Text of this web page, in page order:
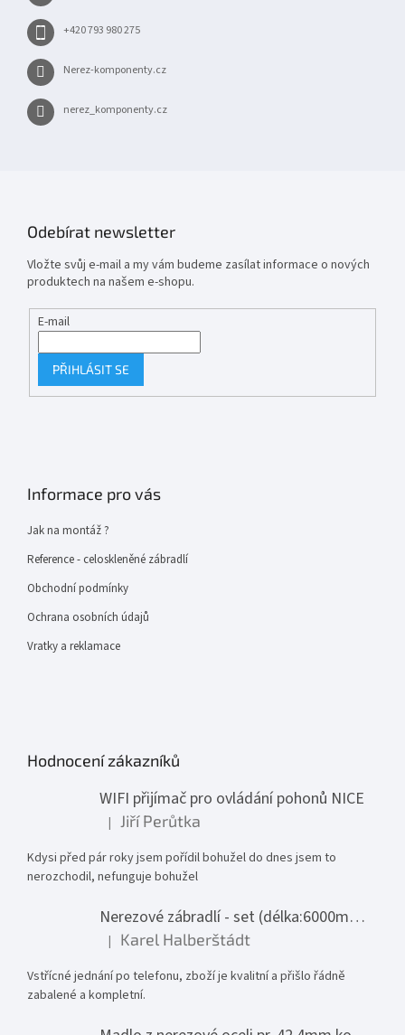
+420 793 980 275
Nerez-komponenty.cz
nerez_komponenty.cz
Odebírat newsletter
Vložte svůj e-mail a my vám budeme zasílat informace o nových
produktech na našem e-shopu.
E-mail
PŘIHLÁSIT SE
Informace pro vás
Jak na montáž ?
Reference - celoskleněné zábradlí
Obchodní podmínky
Ochrana osobních údajů
Vratky a reklamace
Hodnocení zákazníků
WIFI přijímač pro ovládání pohonů NICE
Hodnocení produktu je 1 z 5 hvězdiček.
| Jiří Perůtka
Kdysi před pár roky jsem pořídil bohužel do dnes jsem to
nerozchodil, nefunguje bohužel
Nerezové zábradlí - set (délka:6000mm x výška:1000mm)
Hodnocení produktu je 5 z 5 hvězdiček.
| Karel Halberštádt
Vstřícné jednání po telefonu, zboží je kvalitní a přišlo řádně
zabalené a kompletní.